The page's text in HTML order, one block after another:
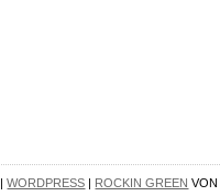
|WORDPRESS | ROCKIN GREEN